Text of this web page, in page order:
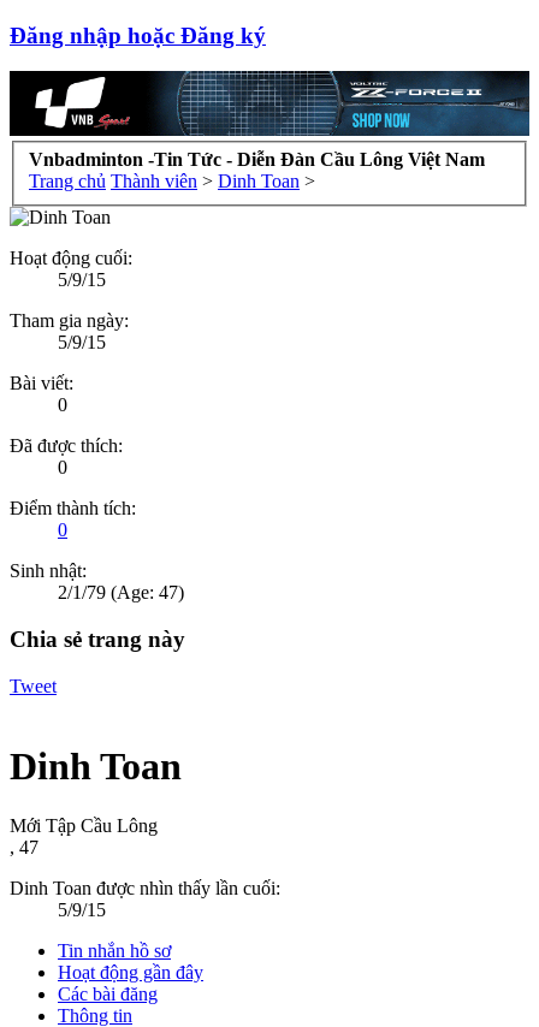
Đăng nhập hoặc Đăng ký
Vnbadminton -Tin Tức - Diễn Đàn Cầu Lông Việt Nam
Trang chủ Thành viên > Dinh Toan >
Hoạt động cuối:
5/9/15
Tham gia ngày:
5/9/15
Bài viết:
0
Đã được thích:
0
Điểm thành tích:
0
Sinh nhật:
2/1/79 (Age: 47)
Chia sẻ trang này
Tweet
Dinh Toan
Mới Tập Cầu Lông
, 47
Dinh Toan được nhìn thấy lần cuối:
5/9/15
Tin nhắn hồ sơ
Hoạt động gần đây
Các bài đăng
Thông tin